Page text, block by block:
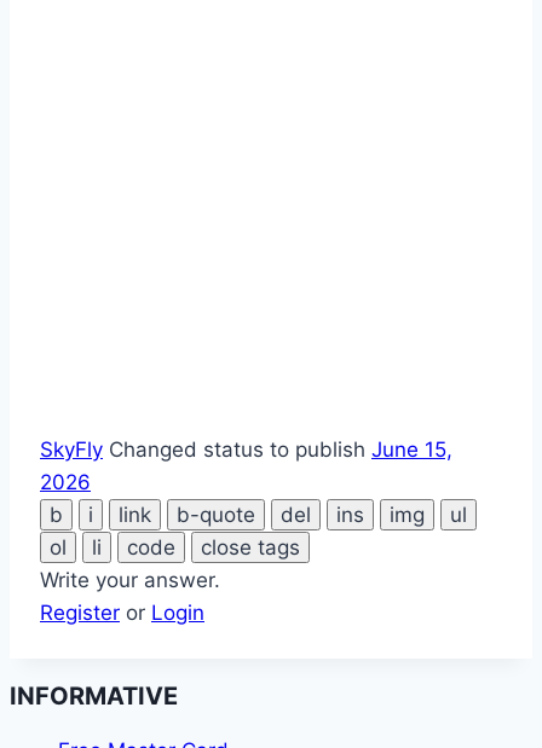
SkyFly Changed status to publish June 15,
2026
Write your answer.
Register or Login
INFORMATIVE